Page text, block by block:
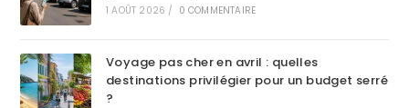
1 AOÛT 2026 / 0 COMMENTAIRE
Voyage pas cher en avril : quelles
destinations privilégier pour un budget serré
?